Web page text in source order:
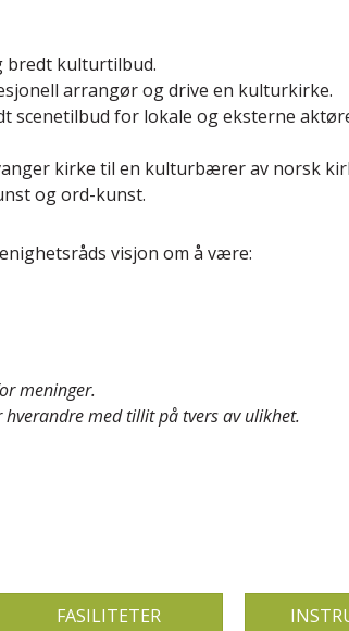
bredt kulturtilbud.
arrangør og drive en kulturkirke.
scenetilbud for lokale og eksterne
kirke til en kulturbærer av norsk
og ord-kunst.
visjon om å være:
meninger.
med tillit på tvers av ulikhet.
FASILITETER